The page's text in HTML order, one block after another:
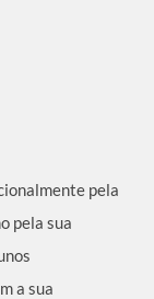
pela
pela sua
a sua